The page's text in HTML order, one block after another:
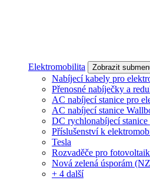
Elektromobilita Zobrazit
Nabíjecí kabely pro
Přenosné nabíječky a
AC nabíjecí stanice pro
AC nabíjecí stanice
DC rychlonabíjecí
Příslušenství k
Tesla
Rozvaděče pro
Nová zelená úsporám
+ 4 další